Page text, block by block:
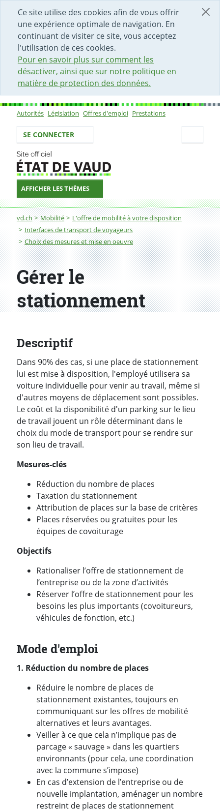
Ce site utilise des cookies afin de vous offrir
une expérience optimale de navigation. En
continuant de visiter ce site, vous acceptez
l'utilisation de ces cookies.
Pour en savoir plus sur comment les
désactiver, ainsi que sur notre politique en
matière de protection des données.
DÉBUT DU CONTENU DE LA PAGE
ACCÈS AU CHAMP DE RECHERCHE
PAGE D'ACCUEIL
FORMULAIRE DE CONTACT
Sous-navigation
Autorités Législation Offres d'emploi Prestations
Votre identité
SE CONNECTER
AFFICHER LES THÈMES
Fil d'Ariane
vd.ch Mobilité
L'offre de mobilité à votre disposition
Interfaces de transport de voyageurs
Choix des mesures et mise en oeuvre
Gérer le stationnement
Gérer le
stationnement
Descriptif
Dans 90% des cas, si une place de stationnement
lui est mise à disposition, l'employé utilisera sa
voiture individuelle pour venir au travail, même si
d'autres moyens de déplacement sont possibles.
Le coût et la disponibilité d'un parking sur le lieu
de travail jouent un rôle déterminant dans le
choix du mode de transport pour se rendre sur
son lieu de travail.
Mesures-clés
Réduction du nombre de places
Taxation du stationnement
Attribution de places sur la base de critères
Places réservées ou gratuites pour les
équipes de covoiturage
Objectifs
Rationaliser l’offre de stationnement de
l’entreprise ou de la zone d’activités
Réserver l’offre de stationnement pour les
besoins les plus importants (covoitureurs,
véhicules de fonction, etc.)
Mode d'emploi
1. Réduction du nombre de places
Réduire le nombre de places de
stationnement existantes, toujours en
communiquant sur les offres de mobilité
alternatives et leurs avantages.
Veiller à ce que cela n’implique pas de
parcage « sauvage » dans les quartiers
environnants (pour cela, une coordination
avec la commune s’impose)
En cas d’extension de l’entreprise ou de
nouvelle implantation, aménager un nombre
restreint de places de stationnement